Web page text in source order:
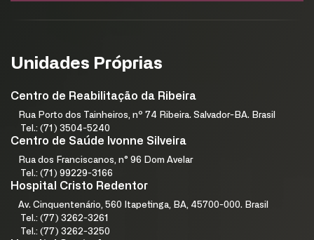
Unidades Próprias
Centro de Reabilitação da Ribeira
Rua Porto dos Tainheiros, nº 74 Ribeira. Salvador-BA. Brasil
Tel.: (71) 3504-5240
Centro de Saúde Ivonne Silveira
Rua dos Franciscanos, n° 96 Dom Avelar
Tel.: (71) 99229-3166
Hospital Cristo Redentor
Av. Cinquentenário, 560 Itapetinga, BA, 45700-000. Brasil
Tel.: (77) 3262-3261
Tel.: (77) 3262-3250